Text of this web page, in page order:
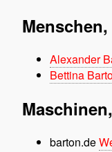
Menschen,
Alexander
Bettina
barton.de